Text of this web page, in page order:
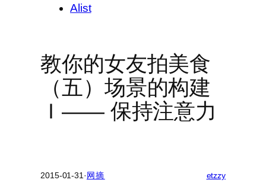
Alist
教你的女友拍美食
（五）场景的构建
Ｉ—— 保持注意力
2015-01-31 ·网摘 etzzy